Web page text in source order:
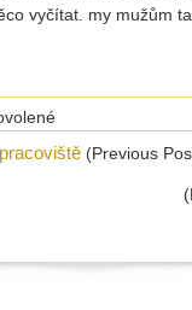
vyčítat. my mužům
u
textu
(Previous